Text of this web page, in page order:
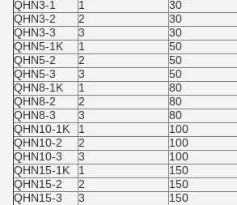
QHN3-1
1 30
QHN3-2
2 30
QHN3-3
3 30
QHN5-1K
1 50
QHN5-2
2 50
QHN5-3
3 50
QHN8-1K
1 80
QHN8-2
2 80
QHN8-3
3 80
QHN10-1K
1 100
QHN10-2
2 100
QHN10-3
3 100
QHN15-1K
1 150
QHN15-2
2 150
QHN15-3
3 150